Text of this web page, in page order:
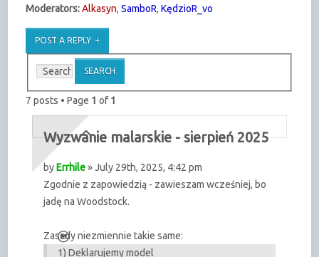
Moderators: Alkasyn,SamboR,KędzioR_vo
POST A REPLY
7 posts • Page 1 of 1
Wyzwanie malarskie - sierpień 2025
byErrhile» July 29th, 2025, 4:42 pm
Zgodnie z zapowiedzią - zawieszam wcześniej, bo
jadę na Woodstock.
Zasady niezmiennie takie same:
1) Deklarujemy model